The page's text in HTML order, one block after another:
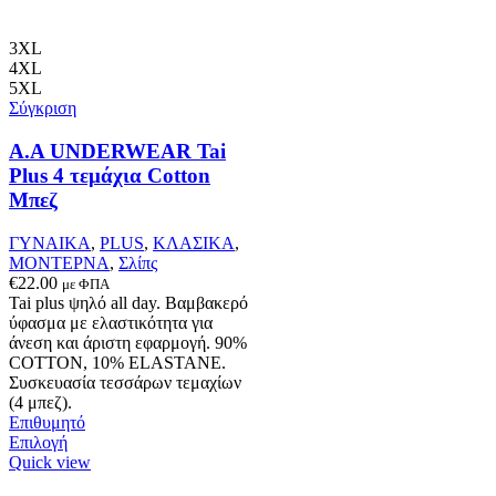
3XL
4XL
5XL
Σύγκριση
Α.A UNDERWEAR Tai
Plus 4 τεμάχια Cotton
Μπεζ
ΓΥΝΑΙΚΑ, PLUS, ΚΛΑΣΙΚΑ,
ΜΟΝΤΕΡΝΑ, Σλίπς
€22.00 με ΦΠΑ
Tai plus ψηλό all day. Βαμβακερό
ύφασμα με ελαστικότητα για
άνεση και άριστη εφαρμογή. 90%
COTTON, 10% ELASTANΕ.
Συσκευασία τεσσάρων τεμαχίων
(4 μπεζ).
Επιθυμητό
ΕπιλογήΑυτό
το
Quick view